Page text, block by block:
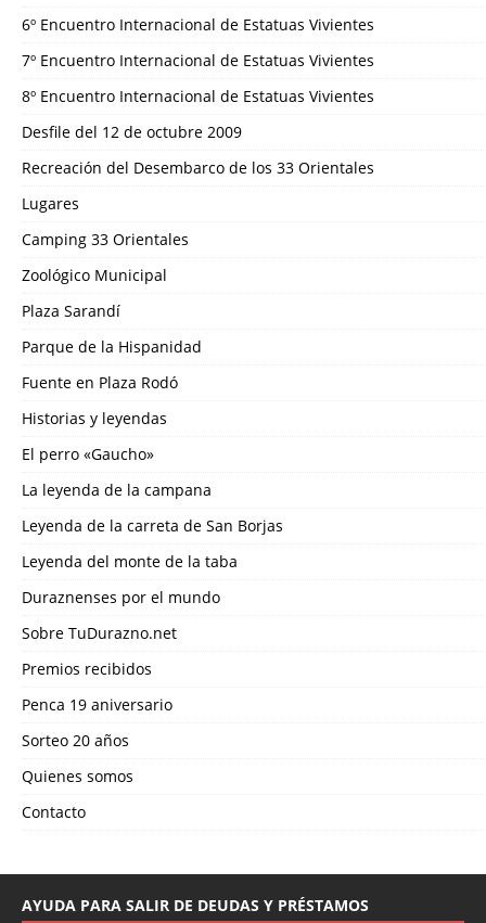
6º Encuentro Internacional de Estatuas Vivientes
7º Encuentro Internacional de Estatuas Vivientes
8º Encuentro Internacional de Estatuas Vivientes
Desfile del 12 de octubre 2009
Recreación del Desembarco de los 33 Orientales
Lugares
Camping 33 Orientales
Zoológico Municipal
Plaza Sarandí
Parque de la Hispanidad
Fuente en Plaza Rodó
Historias y leyendas
El perro «Gaucho»
La leyenda de la campana
Leyenda de la carreta de San Borjas
Leyenda del monte de la taba
Duraznenses por el mundo
Sobre TuDurazno.net
Premios recibidos
Penca 19 aniversario
Sorteo 20 años
Quienes somos
Contacto
AYUDA PARA SALIR DE DEUDAS Y PRÉSTAMOS